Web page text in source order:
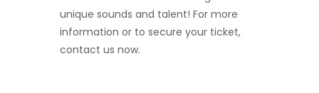
unique sounds and talent! For more
information or to secure your ticket,
contact us now.